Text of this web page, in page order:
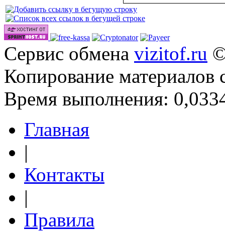
Сервис обмена vizitof.ru
Копирование материалов
Время выполнения:
Главная
|
Контакты
|
Правила